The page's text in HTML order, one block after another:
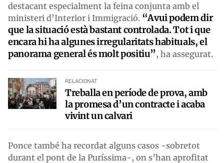
destacant especialment la feina conjunta amb el
ministeri d’Interior i Immigració. “Avui podem dir
que la situació està bastant controlada. Tot i que
encara hi ha algunes irregularitats habituals, el
panorama general és molt positiu”, ha assegurat.
RELACIONAT
Treballa en període de prova, amb
la promesa d’un contracte i acaba
vivint un calvari
Ponce també ha recordat alguns casos -sobretot
durant el pont de la Puríssima-, on s’han aprofitat